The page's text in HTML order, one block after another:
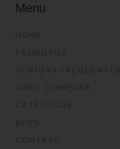
Menu
HOME
PRODUTOS
DÚVIDAS FREQUENTES
ONDE COMPRAR
CATÁLOGOS
BLOG
CONTATO